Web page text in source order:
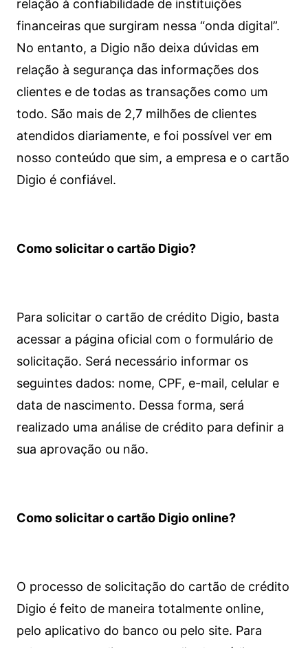
relação à confiabilidade de instituições
financeiras que surgiram nessa “onda digital”.
No entanto, a Digio não deixa dúvidas em
relação à segurança das informações dos
clientes e de todas as transações como um
todo. São mais de 2,7 milhões de clientes
atendidos diariamente, e foi possível ver em
nosso conteúdo que sim, a empresa e o cartão
Digio é confiável.
Como solicitar o cartão Digio?
Para solicitar o cartão de crédito Digio, basta
acessar a página oficial com o formulário de
solicitação. Será necessário informar os
seguintes dados: nome, CPF, e-mail, celular e
data de nascimento. Dessa forma, será
realizado uma análise de crédito para definir a
sua aprovação ou não.
Como solicitar o cartão Digio online?
O processo de solicitação do cartão de crédito
Digio é feito de maneira totalmente online,
pelo aplicativo do banco ou pelo site. Para